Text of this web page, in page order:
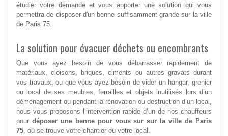
étudier votre demande et vous apporter une solution qui vous
permettra de disposer d'un benne suffisamment grande sur la ville
de Paris 75.
La solution pour évacuer déchets ou encombrants
Que vous ayez besoin de vous débarrasser rapidement de
matériaux, cloisons, briques, ciments ou autres gravats durant
vos travaux, ou que vous ayez besoin de vider un hangar, grenier
ou local de ses meubles, ferrailles et objets inutilisés lors d’un
déménagement ou pendant la rénovation ou destruction d’un local,
nous vous proposons l’intervention rapide d’un de nos chauffeurs
pour déposer une benne pour vous sur sur la ville de Paris
75, où se trouve votre chantier ou votre local.